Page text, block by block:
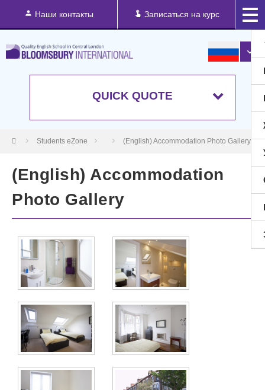
Наши контакты Записаться на курс
QUICK QUOTE
Students eZone (English) Accommodation Photo Gallery
(English) Accommodation
Photo Gallery